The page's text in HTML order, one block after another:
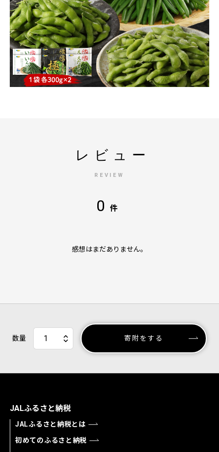
レビュー
REVIEW
0 件
感想はまだありません。
数量 寄附をする
JALふるさと納税
JALふるさと納税とは
初めてのふるさと納税